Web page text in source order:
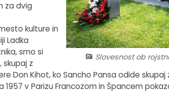
Slovesnost ob
za dvig
kulture in
Ladka
smo si
z
Don Kihot, ko Sancho Pansa odide
v Parizu Francozom in Špancem